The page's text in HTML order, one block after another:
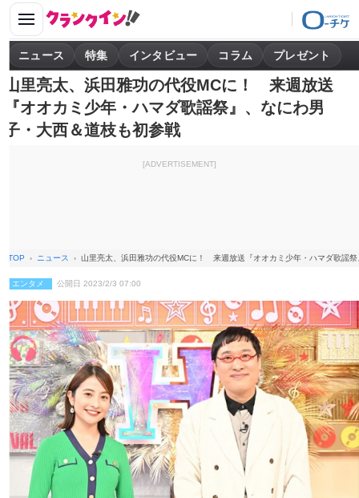
ニュース 特集 インタビュー コラム プレゼント
山里亮太、浜田雅功の代役MCに！ 来週放送
『オオカミ少年・ハマダ歌謡祭』、なにわ男
子・大西＆道枝も初参戦
[ADVERTISEMENT]
TOP ニュース 山里亮太、浜田雅功の代役MCに！ 来週放送『オオカミ少年・ハマダ歌謡
エンタメ 公開日 2023/2/3 07:00